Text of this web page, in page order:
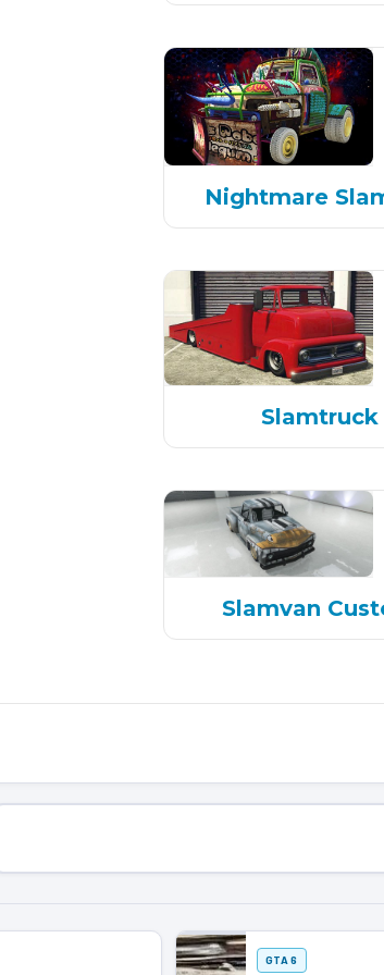
Nightmare
Slamtruck
Slamvan
GTA 6